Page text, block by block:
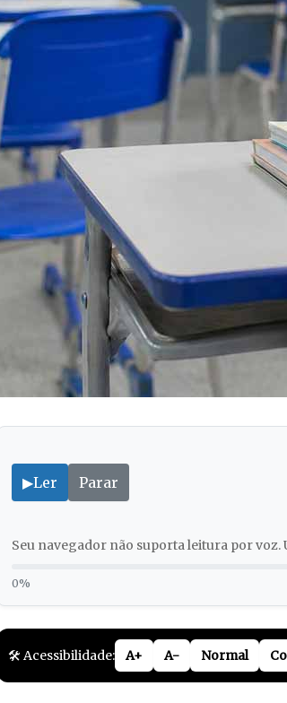
▶Ler Parar
Seu navegador não suporta leitura por voz.
0%
🛠️ Acessibilidade: A+ A- Normal